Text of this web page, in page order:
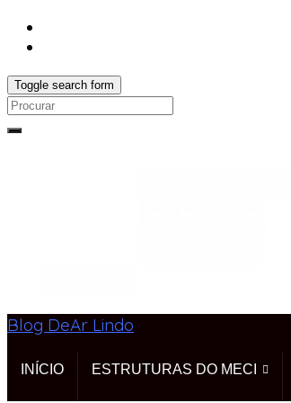
Toggle search form
Search
Blog DeAr Lindo
INÍCIO ESTRUTURAS DO MECI